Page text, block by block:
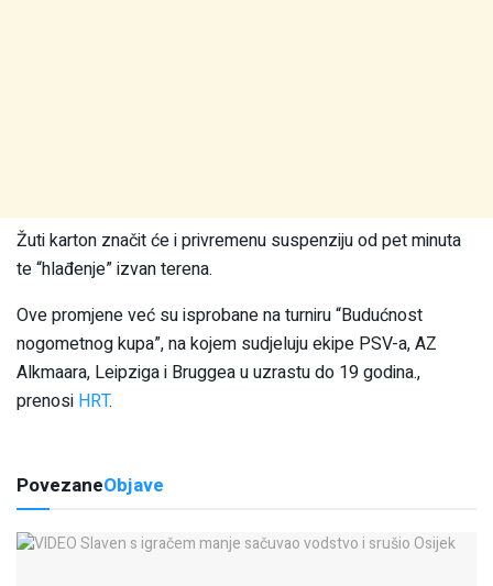
Žuti karton značit će i privremenu suspenziju od pet minuta
te “hlađenje” izvan terena.
Ove promjene već su isprobane na turniru “Budućnost
nogometnog kupa”, na kojem sudjeluju ekipe PSV-a, AZ
Alkmaara, Leipziga i Bruggea u uzrastu do 19 godina.,
prenosi HRT.
PovezaneObjave